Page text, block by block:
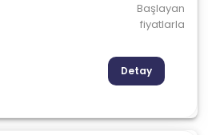
Başlayan
fiyatlarla
Detay